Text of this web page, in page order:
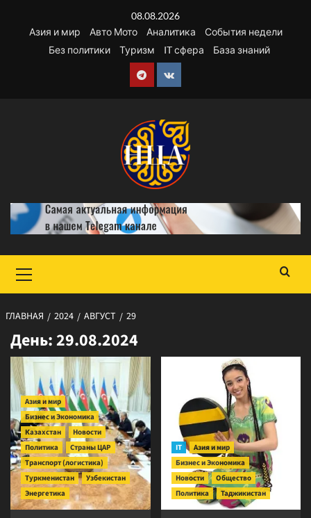
содержимому
08.08.2026
Азия и мир
Авто Мото Аналитика
События недели
Без политики
Туризм IT сфера База знаний
Telegram
VK
меню
ГЛАВНАЯ 2024 АВГУСТ 29
День:29.08.2024
Азия и мир
Бизнес и Экономика
Казахстан
Новости
Политика
Страны ЦАР
Транспорт (логистика)
Туркменистан
Узбекистан
Энергетика
IT
Азия и мир
Бизнес и Экономика
Новости
Общество
Политика
Таджикистан